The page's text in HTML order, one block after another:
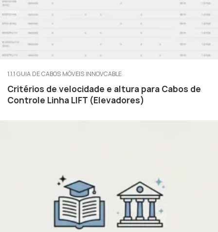
1.1.1 GUIA DE CABOS MÓVEIS INNOVCABLE
Critérios de velocidade e altura para Cabos de
Controle Linha LIFT (Elevadores)